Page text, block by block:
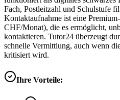
Fach, Postleitzahl und Schulstufe
Kontaktaufnahme ist eine
CHF/Monat), die es ermöglicht,
kontaktieren. Tutor24 überzeugt
schnelle Vermittlung, auch wenn
kritisiert wird.
Ihre Vorteile: